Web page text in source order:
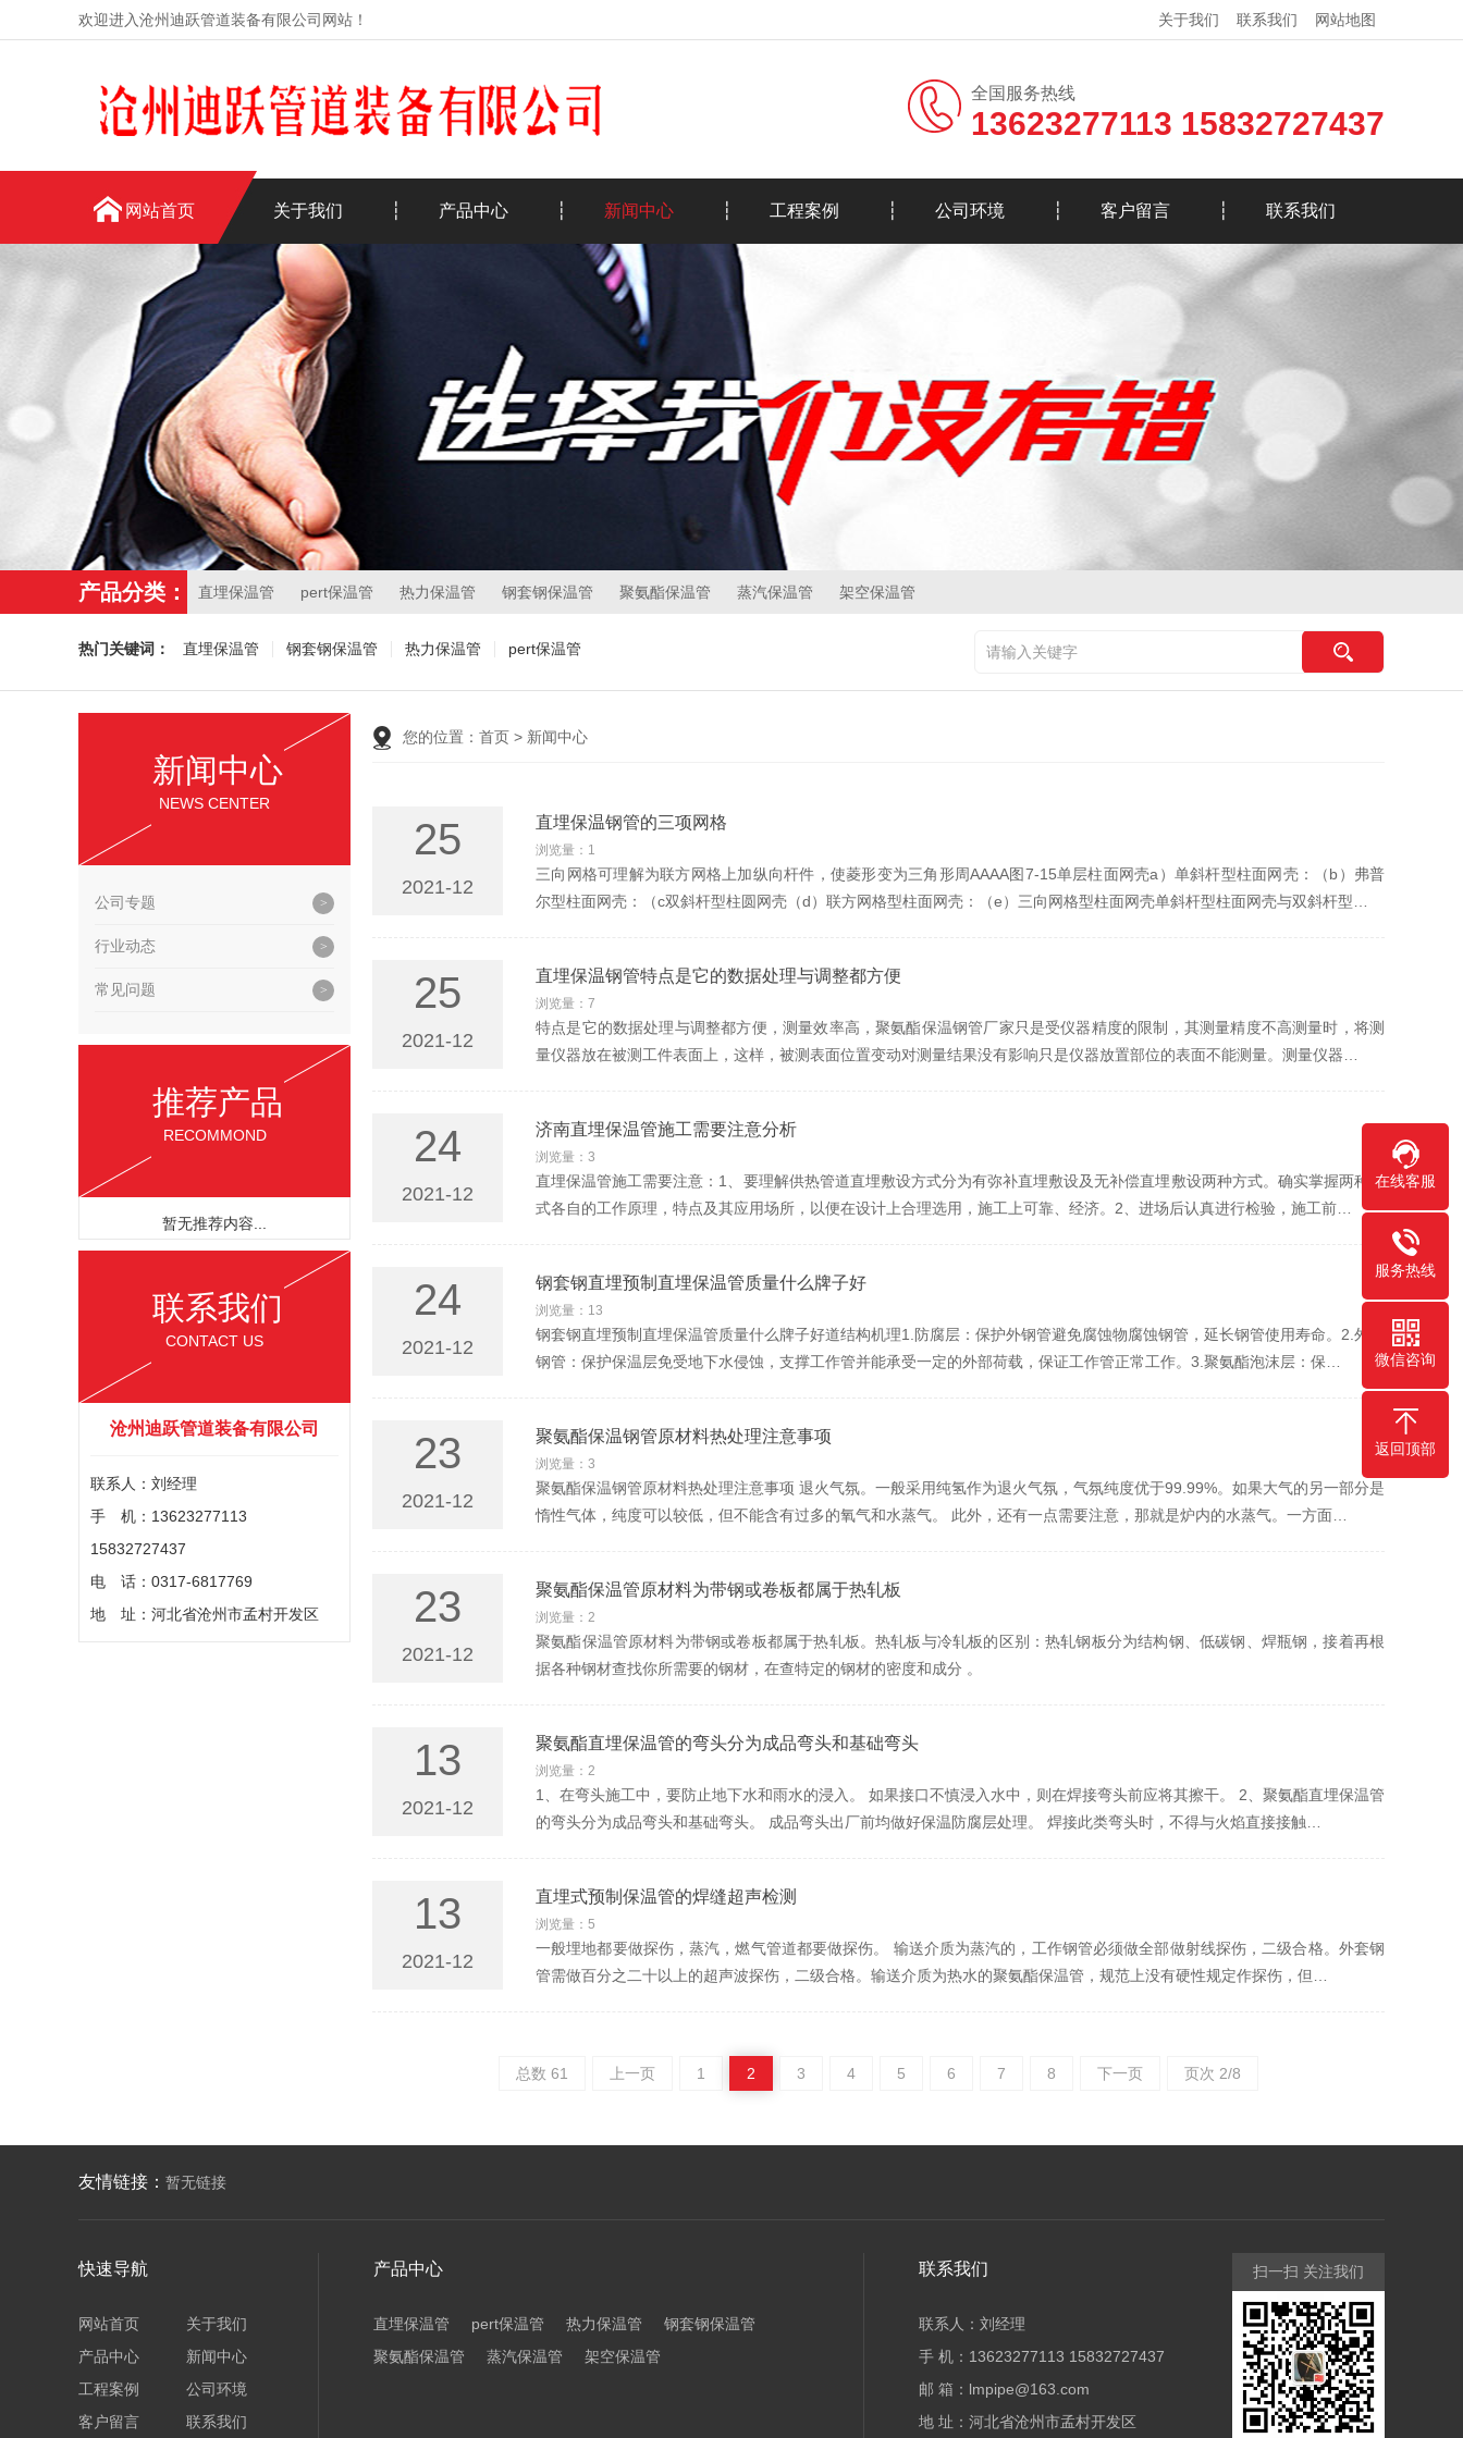
欢迎进入沧州迪跃管道装备有限公司网站！ 关于我们 联系我们 网站地图
全国服务热线
13623277113 15832727437
网站首页 关于我们 产品中心 新闻中心 工程案例 公司环境 客户留言 联系我们
产品分类： 直埋保温管 pert保温管 热力保温管 钢套钢保温管 聚氨酯保温管 蒸汽保温管 架空保温管
热门关键词： 直埋保温管 钢套钢保温管 热力保温管 pert保温管
新闻中心
NEWS CENTER
公司专题
行业动态
常见问题
推荐产品
RECOMMOND
暂无推荐内容...
联系我们
CONTACT US
沧州迪跃管道装备有限公司
联系人：刘经理
手 机：13623277113
15832727437
电 话：0317-6817769
地 址：河北省沧州市孟村开发区
您的位置： 首页 > 新闻中心
直埋保温钢管的三项网格
浏览量：1
三向网格可理解为联方网格上加纵向杆件，使菱形变为三角形周AAAA图7-15单层柱面网壳a）单斜杆型柱面网壳：（b）弗普
尔型柱面网壳：（c双斜杆型柱圆网壳（d）联方网格型柱面网壳：（e）三向网格型柱面网壳单斜杆型柱面网壳与双斜杆型…
25
2021-12
直埋保温钢管特点是它的数据处理与调整都方便
浏览量：7
特点是它的数据处理与调整都方便，测量效率高，聚氨酯保温钢管厂家只是受仪器精度的限制，其测量精度不高测量时，将测
量仪器放在被测工件表面上，这样，被测表面位置变动对测量结果没有影响只是仪器放置部位的表面不能测量。测量仪器…
25
2021-12
济南直埋保温管施工需要注意分析
浏览量：3
直埋保温管施工需要注意：1、要理解供热管道直埋敷设方式分为有弥补直埋敷设及无补偿直埋敷设两种方式。确实掌握两种方
式各自的工作原理，特点及其应用场所，以便在设计上合理选用，施工上可靠、经济。2、进场后认真进行检验，施工前…
24
2021-12
钢套钢直埋预制直埋保温管质量什么牌子好
浏览量：13
钢套钢直埋预制直埋保温管质量什么牌子好道结构机理1.防腐层：保护外钢管避免腐蚀物腐蚀钢管，延长钢管使用寿命。2.外护
钢管：保护保温层免受地下水侵蚀，支撑工作管并能承受一定的外部荷载，保证工作管正常工作。3.聚氨酯泡沫层：保…
24
2021-12
聚氨酯保温钢管原材料热处理注意事项
浏览量：3
聚氨酯保温钢管原材料热处理注意事项 退火气氛。一般采用纯氢作为退火气氛，气氛纯度优于99.99%。如果大气的另一部分是
惰性气体，纯度可以较低，但不能含有过多的氧气和水蒸气。 此外，还有一点需要注意，那就是炉内的水蒸气。一方面…
23
2021-12
聚氨酯保温管原材料为带钢或卷板都属于热轧板
浏览量：2
聚氨酯保温管原材料为带钢或卷板都属于热轧板。热轧板与冷轧板的区别：热轧钢板分为结构钢、低碳钢、焊瓶钢，接着再根
据各种钢材查找你所需要的钢材，在查特定的钢材的密度和成分 。
23
2021-12
聚氨酯直埋保温管的弯头分为成品弯头和基础弯头
浏览量：2
1、在弯头施工中，要防止地下水和雨水的浸入。 如果接口不慎浸入水中，则在焊接弯头前应将其擦干。 2、聚氨酯直埋保温管
的弯头分为成品弯头和基础弯头。 成品弯头出厂前均做好保温防腐层处理。 焊接此类弯头时，不得与火焰直接接触…
13
2021-12
直埋式预制保温管的焊缝超声检测
浏览量：5
一般埋地都要做探伤，蒸汽，燃气管道都要做探伤。 输送介质为蒸汽的，工作钢管必须做全部做射线探伤，二级合格。外套钢
管需做百分之二十以上的超声波探伤，二级合格。输送介质为热水的聚氨酯保温管，规范上没有硬性规定作探伤，但…
13
2021-12
总数 61 上一页 1 2 3 4 5 6 7 8 下一页 页次 2/8
友情链接： 暂无链接
快速导航
网站首页
关于我们
产品中心
新闻中心
工程案例
公司环境
客户留言
联系我们
产品中心
直埋保温管 pert保温管 热力保温管
钢套钢保温管
聚氨酯保温管
蒸汽保温管 架空保温管
联系我们
联系人：刘经理
手 机：13623277113 15832727437
邮 箱：lmpipe@163.com
地 址：河北省沧州市孟村开发区
扫一扫 关注我们
在线客服
服务热线
微信咨询
返回顶部